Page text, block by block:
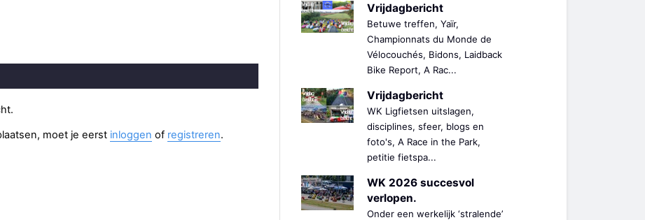
moet je eerst inloggen of registreren.
Vrijdagbericht
Betuwe treffen, Yaïr,
Championnats du Monde de
Vélocouchés, Bidons, Laidback
Bike Report, A Rac...
Vrijdagbericht
WK Ligfietsen uitslagen,
disciplines, sfeer, blogs en
foto's, A Race in the Park,
petitie fietspa...
WK 2026 succesvol
verlopen.
Onder een werkelijk ‘stralende’